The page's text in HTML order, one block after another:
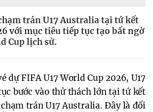
trán U17 Australia tại tứ kết
với mục tiêu tiếp tục tạo bất ngờ
Cup lịch sử.
dự FIFA U17 World Cup 2026, U17
bước vào thử thách lớn tại tứ kết
chạm trán U17 Australia. Đây là đối